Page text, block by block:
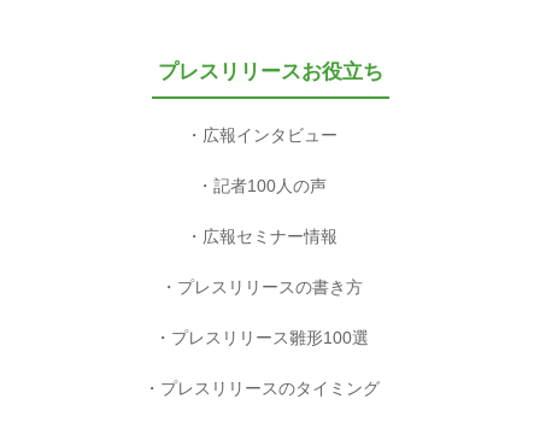
プレスリリースお役立ち
広報インタビュー
記者100人の声
広報セミナー情報
プレスリリースの書き方
プレスリリース雛形100選
プレスリリースのタイミング